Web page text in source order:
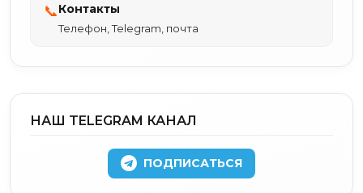
📞Контакты
Телефон, Telegram, почта
НАШ TELEGRAM КАНАЛ
ПОДПИСАТЬСЯ